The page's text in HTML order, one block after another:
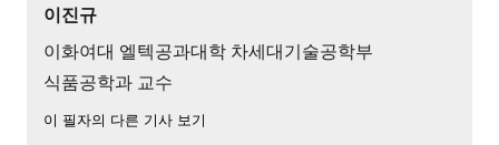
이진규
이화여대 엘텍공과대학 차세대기술공학부
식품공학과 교수
이 필자의 다른 기사 보기